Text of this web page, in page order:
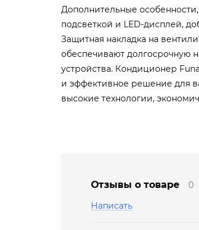
Дополнительные
подсветкой и LED-дисплей,
Защитная накладка на
обеспечивают долгосрочную
устройства. Кондиционер
и эффективное решение для
высокие технологии,
Отзывы о товаре
0
Написать